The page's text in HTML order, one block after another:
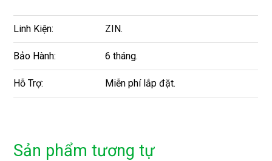
Linh Kiện: ZIN.
Bảo Hành: 6 tháng.
Hỗ Trợ: Miễn phí lắp đặt.
Sản phẩm tương tự